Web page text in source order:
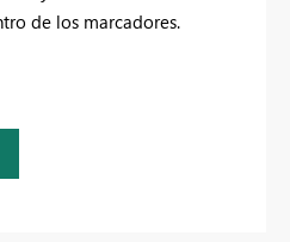
de los marcadores.